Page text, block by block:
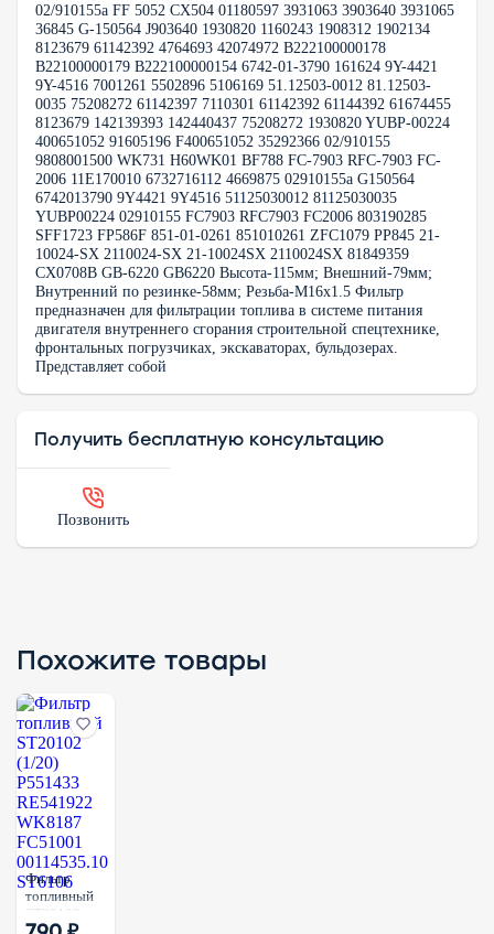
02/910155a FF 5052 CX504 01180597 3931063 3903640 3931065
36845 G-150564 J903640 1930820 1160243 1908312 1902134
8123679 61142392 4764693 42074972 B222100000178
B22100000179 B222100000154 6742-01-3790 161624 9Y-4421
9Y-4516 7001261 5502896 5106169 51.12503-0012 81.12503-
0035 75208272 61142397 7110301 61142392 61144392 61674455
8123679 142139393 142440437 75208272 1930820 YUBP-00224
400651052 91605196 F400651052 35292366 02/910155
9808001500 WK731 H60WK01 BF788 FC-7903 RFC-7903 FC-
2006 11E170010 6732716112 4669875 02910155a G150564
6742013790 9Y4421 9Y4516 51125030012 81125030035
YUBP00224 02910155 FC7903 RFC7903 FC2006 803190285
SFF1723 FP586F 851-01-0261 851010261 ZFC1079 РР845 21-
10024-SX 2110024-SX 21-10024SX 2110024SX 81849359
CX0708B GB-6220 GB6220 Высота-115мм; Внешний-79мм;
Внутренний по резинке-58мм; Резьба-М16х1.5 Фильтр
предназначен для фильтрации топлива в системе питания
двигателя внутреннего сгорания строительной спецтехнике,
фронтальных погрузчиках, экскаваторах, бульдозерах.
Представляет собой
Получить бесплатную консультацию
Позвонить
Похожите товары
Фильтр
топливный
ST20102